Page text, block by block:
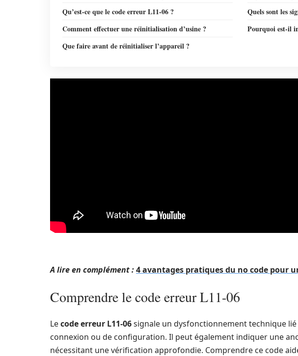
Qu’est-ce que le code erreur L11-06 ?
Quels sont les
Comment effectuer une réinitialisation d’usine ?
Pourquoi est-il
Que faire avant de réinitialiser l’appareil ?
A lire en complément :4 avantages pratiques du no code pour
Comprendre le code erreur L11-06
Lecode erreur L11-06signale un dysfonctionnement technique
connexion ou de configuration. Il peut également indiquer une
nécessitant une vérification approfondie. Comprendre ce code